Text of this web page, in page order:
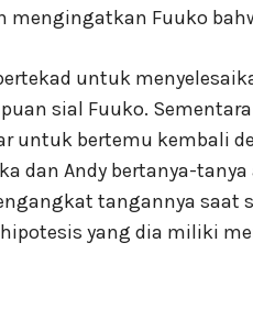
mengingatkan Fuuko
untuk
sial Fuuko.
untuk bertemu kembali
dan Andy bertanya-
tangannya saat
yang dia miliki